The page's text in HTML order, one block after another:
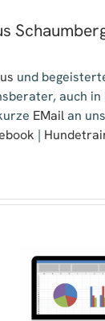
und
auch
EMailan
|